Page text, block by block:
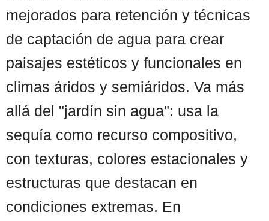
mejorados para retención y técnicas
de captación de agua para crear
paisajes estéticos y funcionales en
climas áridos y semiáridos. Va más
allá del "jardín sin agua": usa la
sequía como recurso compositivo,
con texturas, colores estacionales y
estructuras que destacan en
condiciones extremas. En